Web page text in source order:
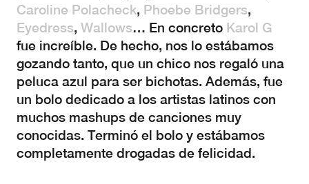
Caroline Polacheck, Phoebe Bridgers,
Eyedress, Wallows… En concreto Karol G
fue increíble. De hecho, nos lo estábamos
gozando tanto, que un chico nos regaló una
peluca azul para ser bichotas. Además, fue
un bolo dedicado a los artistas latinos con
muchos mashups de canciones muy
conocidas. Terminó el bolo y estábamos
completamente drogadas de felicidad.